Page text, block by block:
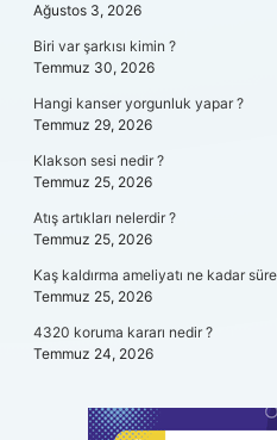
Ağustos 3, 2026
Biri var şarkısı kimin ?
Temmuz 30, 2026
Hangi kanser yorgunluk yapar ?
Temmuz 29, 2026
Klakson sesi nedir ?
Temmuz 25, 2026
Atış artıkları nelerdir ?
Temmuz 25, 2026
Kaş kaldırma ameliyatı ne kadar
Temmuz 25, 2026
4320 koruma kararı nedir ?
Temmuz 24, 2026